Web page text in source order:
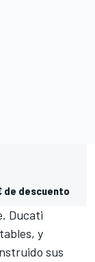
de descuento
Ducati
y
sus